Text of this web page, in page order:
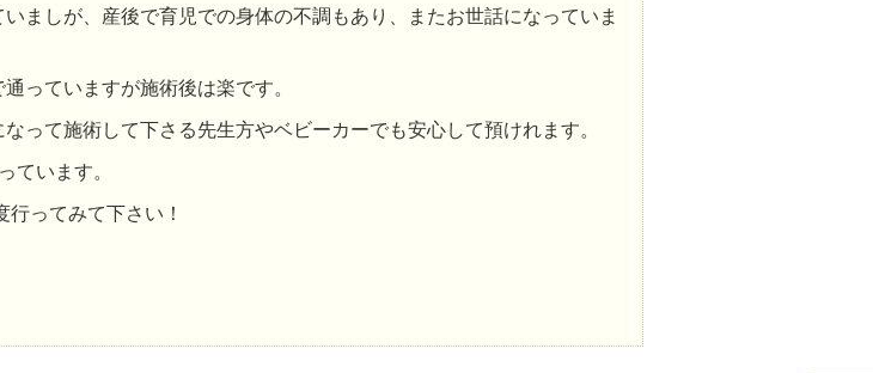
ましが、産後で育児での身体の不調もあり、またお世話になっていま
っていますが施術後は楽です。
って施術して下さる先生方やベビーカーでも安心して預けれます。
ています。
ってみて下さい！